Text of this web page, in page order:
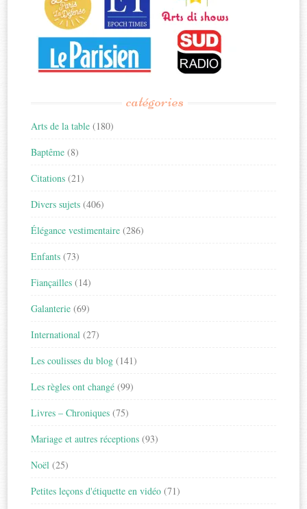
catégories
Arts de la table (180)
Baptême (8)
Citations (21)
Divers sujets (406)
Élégance vestimentaire (286)
Enfants (73)
Fiançailles (14)
Galanterie (69)
International (27)
Les coulisses du blog (141)
Les règles ont changé (99)
Livres – Chroniques (75)
Mariage et autres réceptions (93)
Noël (25)
Petites leçons d'étiquette en vidéo (71)